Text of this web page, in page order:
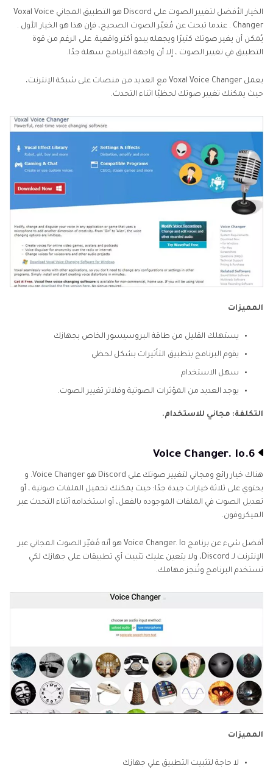
الخيار الأفضل لتغيير الصوت على Discord هو التطبيق المجاني Voxal Voice
Changer . عندما تبحث عن مُغيّر الصوت الصحيح، فإن هذا هو الخيار الأول .
يُمكن أن يغير صوتك كثيرًا ويجعله يبدو أكثر واقعية. على الرغم من قوة
التطبيق في تغيير الصوت ، إلا أن واجهة البرنامج سهلة جدًا.
يعمل Voxal Voice Changer مع العديد من منصات على شبكة الإنترنت،
حيث يمكنك تغيير صوتك لحظيًا اثناء التحدث.
المميزات
يستهلك القليل من طاقة البروسيسور الخاص بجهازك
يقوم البرنامج بتطبيق التاُثيرات بشكل لحظي
سهل الاستخدام
يوجد العديد من المؤثرات الصوتية وفلاتر تغيير الصوت.
التكلفة: مجاني للاستخدام.
6.Voice Changer. Io
هناك خيار رائع ومجاني لتغيير صوتك على Discord هو Voice Changer. و
يحتوي على ثلاثة خيارات جيدة جدًا: حيث يمكنك تحميل الملفات صوتية ، أو
تعديل الصوت في الملفات الموجوده بالفعل، أو استخدامه أثناء التحدث عبر
الميكروفون.
أفضل شيء عن برنامج Voice Changer. Io هو أنه مُغيّر الصوت المجاني عبر
الإنترنت لـ Discord، ولا يتعين عليك تثبيت أي تطبيقات على جهازك لكي
تستخدم البرنامج وتُنجز مهامك.
المميزات
لا حاجة لتثبيت التطبيق علي جهازك